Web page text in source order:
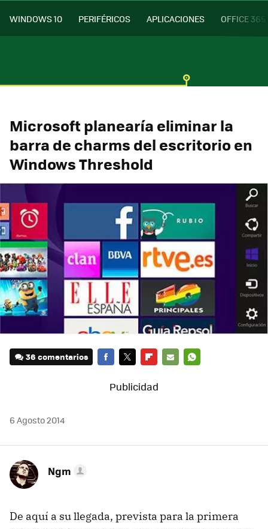
WINDOWS 10 PERIFÉRICOS APLICACIONES OFFICE 365
Microsoft planearía eliminar la
barra de charms del escritorio en
Windows Threshold
36 comentarios
6 Agosto 2014
Ngm
De aquí a su llegada, prevista para la primera